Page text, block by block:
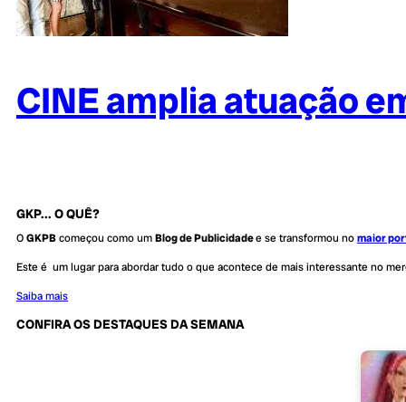
CINE amplia atuação
GKP... O QUÊ?
OGKPBcomeçou como umBlog de Publicidadee se transformou nomaior
Este é um lugar para abordar tudo o que acontece de mais interessante no
Saiba mais
CONFIRA OS DESTAQUES DA SEMANA